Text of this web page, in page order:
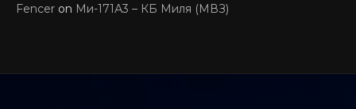
Fencer on Ми-171А3 – КБ Миля (МВЗ)